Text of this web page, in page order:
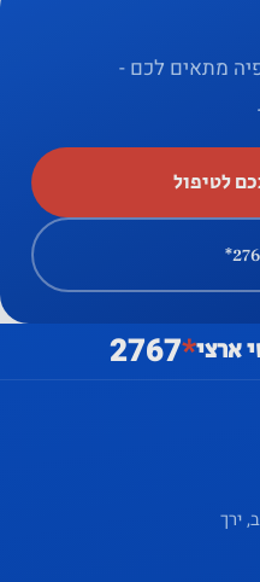
מתאים לכם -
לטיפול
ארצי*
2767
ירך
מבקר
שלנו, אתה
מגדיל את
הסיכוי
לראות
מותאמים
אישית